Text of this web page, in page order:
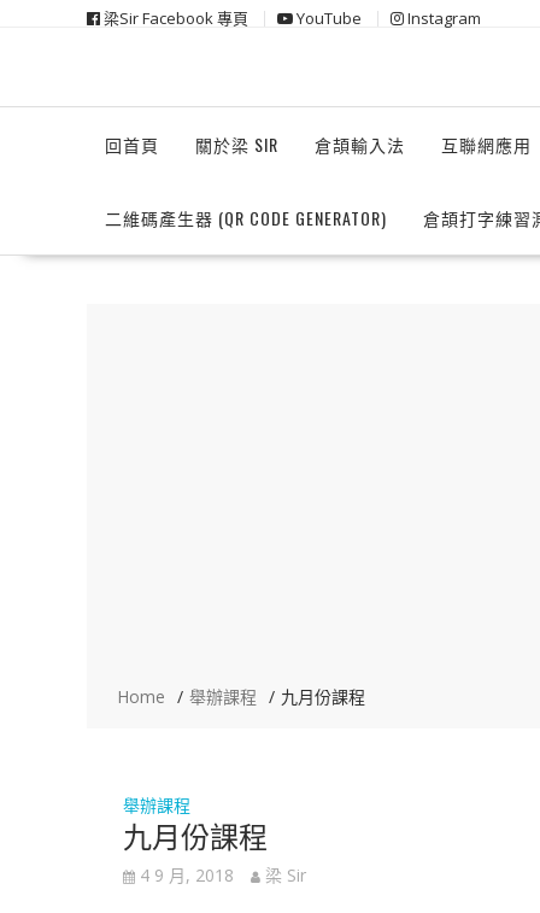
梁Sir Facebook 專頁 YouTube Instagram
回首頁 關於梁 SIR 倉頡輸入法 互聯網應用
二維碼產生器 (QR CODE GENERATOR) 倉頡打字練習
Home 舉辦課程 九月份課程
舉辦課程
九月份課程
4 9 月, 2018 梁 Sir